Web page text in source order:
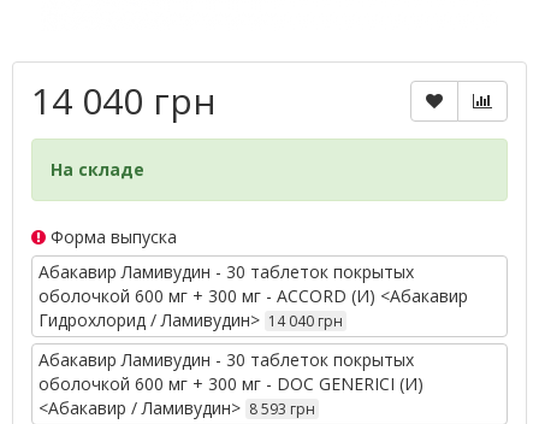
14 040 грн
На складе
Форма выпуска
Абакавир Ламивудин - 30 таблеток покрытых
оболочкой 600 мг + 300 мг - ACCORD (И) <Абакавир
Гидрохлорид / Ламивудин> 14 040 грн
Абакавир Ламивудин - 30 таблеток покрытых
оболочкой 600 мг + 300 мг - DOC GENERICI (И)
<Абакавир / Ламивудин> 8 593 грн